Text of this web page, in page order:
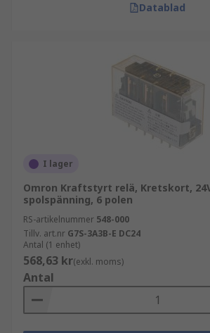
Datablad
I lager
Omron Kraftstyrt relä, Kretskort,
spolspänning, 6 polen
RS-artikelnummer 548-000
Tillv. art.nr G7S-3A3B-E DC24
Antal (1 enhet)
568,63 kr(exkl. moms)
Antal